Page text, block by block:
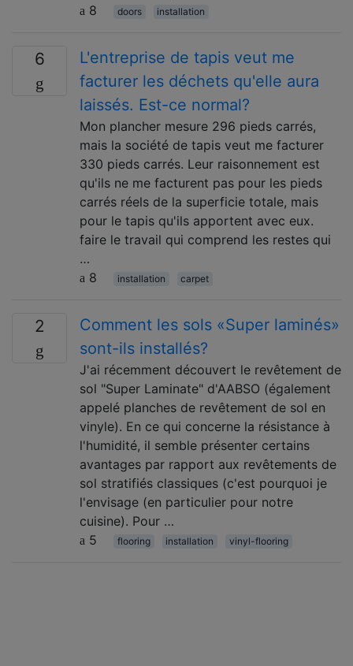
8
doors installation
6
L'entreprise de tapis veut me
facturer les déchets qu'elle aura
laissés. Est-ce normal?
Mon plancher mesure 296 pieds carrés,
mais la société de tapis veut me facturer
330 pieds carrés. Leur raisonnement est
qu'ils ne me facturent pas pour les pieds
carrés réels de la superficie totale, mais
pour le tapis qu'ils apportent avec eux.
faire le travail qui comprend les restes qui
…
8
installation carpet
2
Comment les sols «Super laminés»
sont-ils installés?
J'ai récemment découvert le revêtement de
sol "Super Laminate" d'AABSO (également
appelé planches de revêtement de sol en
vinyle). En ce qui concerne la résistance à
l'humidité, il semble présenter certains
avantages par rapport aux revêtements de
sol stratifiés classiques (c'est pourquoi je
l'envisage (en particulier pour notre
cuisine). Pour …
5
flooring installation vinyl-flooring